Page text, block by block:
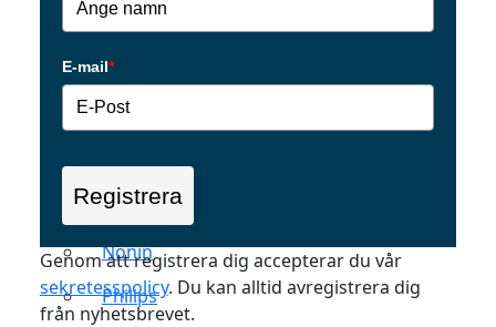
Masimo
medin Medical
Medisim
Metran
Microlife
Nonin
Philips
E-mail*
Registrera
Genom att registrera dig accepterar du vår
sekretesspolicy. Du kan alltid avregistrera dig
från nyhetsbrevet.